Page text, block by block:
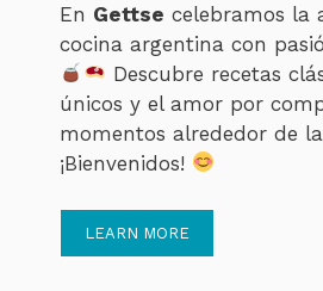
En Gettse celebramos la
cocina argentina con
Descubre recetas
únicos y el amor por
momentos alrededor de
¡Bienvenidos!
LEARN MORE